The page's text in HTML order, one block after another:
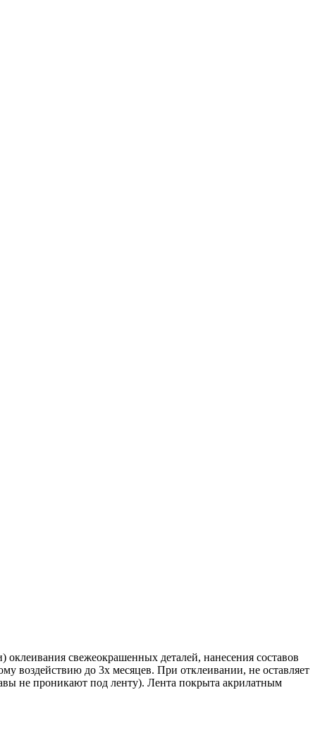
оклеивания свежеокрашенных деталей, нанесения составов
воздействию до 3х месяцев. При отклеивании, не оставляет
не проникают под ленту). Лента покрыта акрилатным